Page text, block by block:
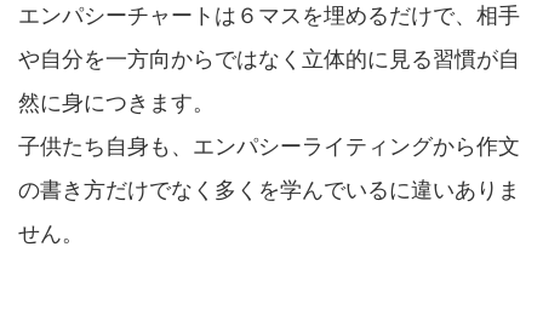
エンパシーチャートは６マスを埋めるだけで、相手
や自分を一方向からではなく立体的に見る習慣が自
然に身につきます。
子供たち自身も、エンパシーライティングから作文
の書き方だけでなく多くを学んでいるに違いありま
せん。